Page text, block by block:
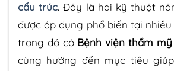
cấu trúc. Đây là hai kỹ thuật
được áp dụng phổ biến tại
trong đó có Bệnh viện thẩm
cùng hướng đến mục tiêu